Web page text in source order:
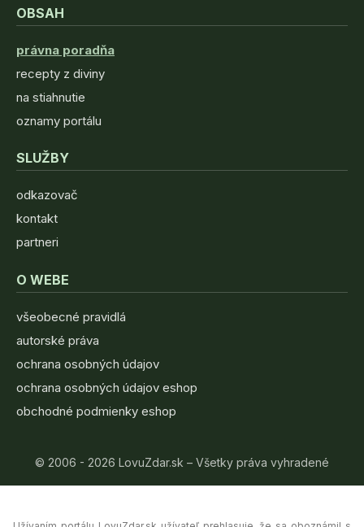
OBSAH
právna poradňa
recepty z diviny
na stiahnutie
oznamy portálu
SLUŽBY
odkazovač
kontakt
partneri
O WEBE
všeobecné pravidlá
autorské práva
ochrana osobných údajov
ochrana osobných údajov eshop
obchodné podmienky eshop
© 2006 - 2026 LovuZdar.sk – Všetky práva vyhradené